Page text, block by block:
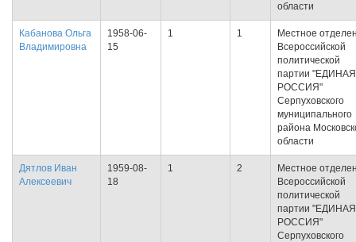
области
Кабанова Ольга
Владимировна
1958-06-
15
1 1
Местное
Всероссийской
политической
партии "ЕДИНАЯ
РОССИЯ"
Серпуховского
муниципального
района
области
Дятлов Иван
Алексеевич
1959-08-
18
1 2
Местное
Всероссийской
политической
партии "ЕДИНАЯ
РОССИЯ"
Серпуховского